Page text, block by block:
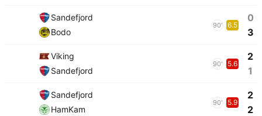
Sandefjord
Bodo
90' 6.5
0
3
Viking
Sandefjord
90' 5.6
2
1
Sandefjord
HamKam
90' 5.9
2
2